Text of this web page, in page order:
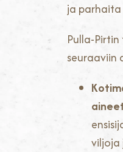
ja
Pulla-
seuraaviin
viljoja